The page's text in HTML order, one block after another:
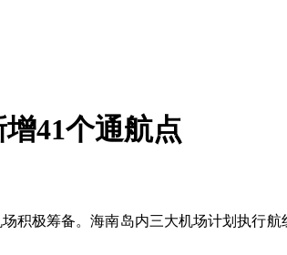
41个通航点
积极筹备。海南岛内三大机场计划执行